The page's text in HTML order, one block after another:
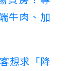
牛肉、加
想求「降